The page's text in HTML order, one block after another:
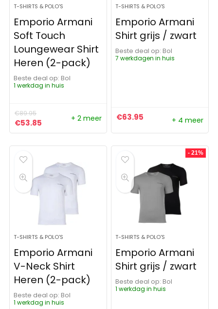
T-SHIRTS & POLO'S
Emporio Armani
Soft Touch
Loungewear Shirt
Heren (2-pack)
Beste deal op:
Bol
1 werkdag in huis
€89.95
Oorspronkelijke prijs was: €89.95.
€53.85 Huidige prijs is: €53.85.
+ 2 meer
T-SHIRTS & POLO'S
Emporio Armani
Shirt grijs / zwart
Beste deal op:
Bol
7 werkdagen in huis
€63.95 + 4 meer
T-SHIRTS & POLO'S
Emporio Armani
V-Neck Shirt
Heren (2-pack)
Beste deal op:
Bol
1 werkdag in huis
- 21%
T-SHIRTS & POLO'S
Emporio Armani
Shirt grijs / zwart
Beste deal op:
Bol
1 werkdag in huis